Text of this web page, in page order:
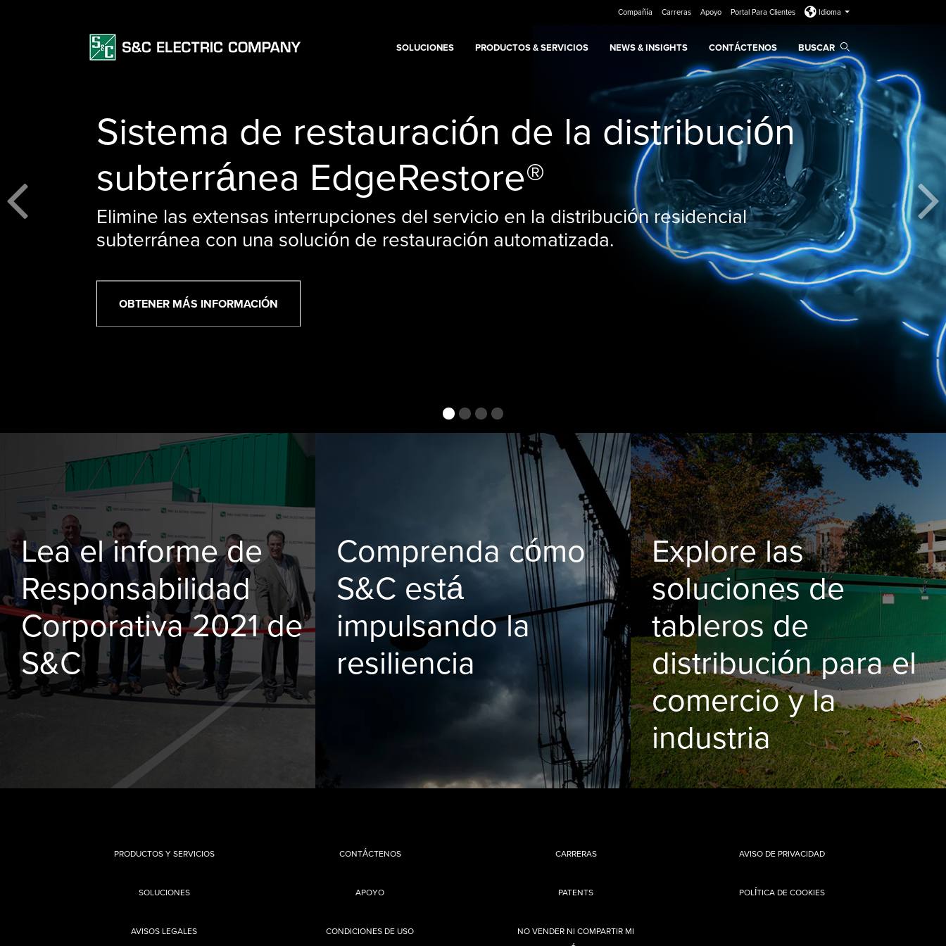
Compañía Carreras Apoyo Portal Para Clientes Idioma
SOLUCIONES PRODUCTOS & SERVICIOS NEWS & INSIGHTS CONTÁCTENOS BUSCAR
Sistema de restauración de la distribución
subterránea EdgeRestore®
Elimine las extensas interrupciones del servicio en la distribución residencial
subterránea con una solución de restauración automatizada.
OBTENER MÁS INFORMACIÓN
Previo
Lea el informe de
Responsabilidad
Corporativa 2021 de
S&C
Comprenda cómo
S&C está
impulsando la
resiliencia
Explore las
soluciones de
tableros de
distribución para el
comercio y la
industria
PRODUCTOS Y SERVICIOS
SOLUCIONES
CONTÁCTENOS
APOYO
CARRERAS
PATENTS
AVISO DE PRIVACIDAD
POLÍTICA DE COOKIES
AVISOS LEGALES CONDICIONES DE USO
NO VENDER NI COMPARTIR MI